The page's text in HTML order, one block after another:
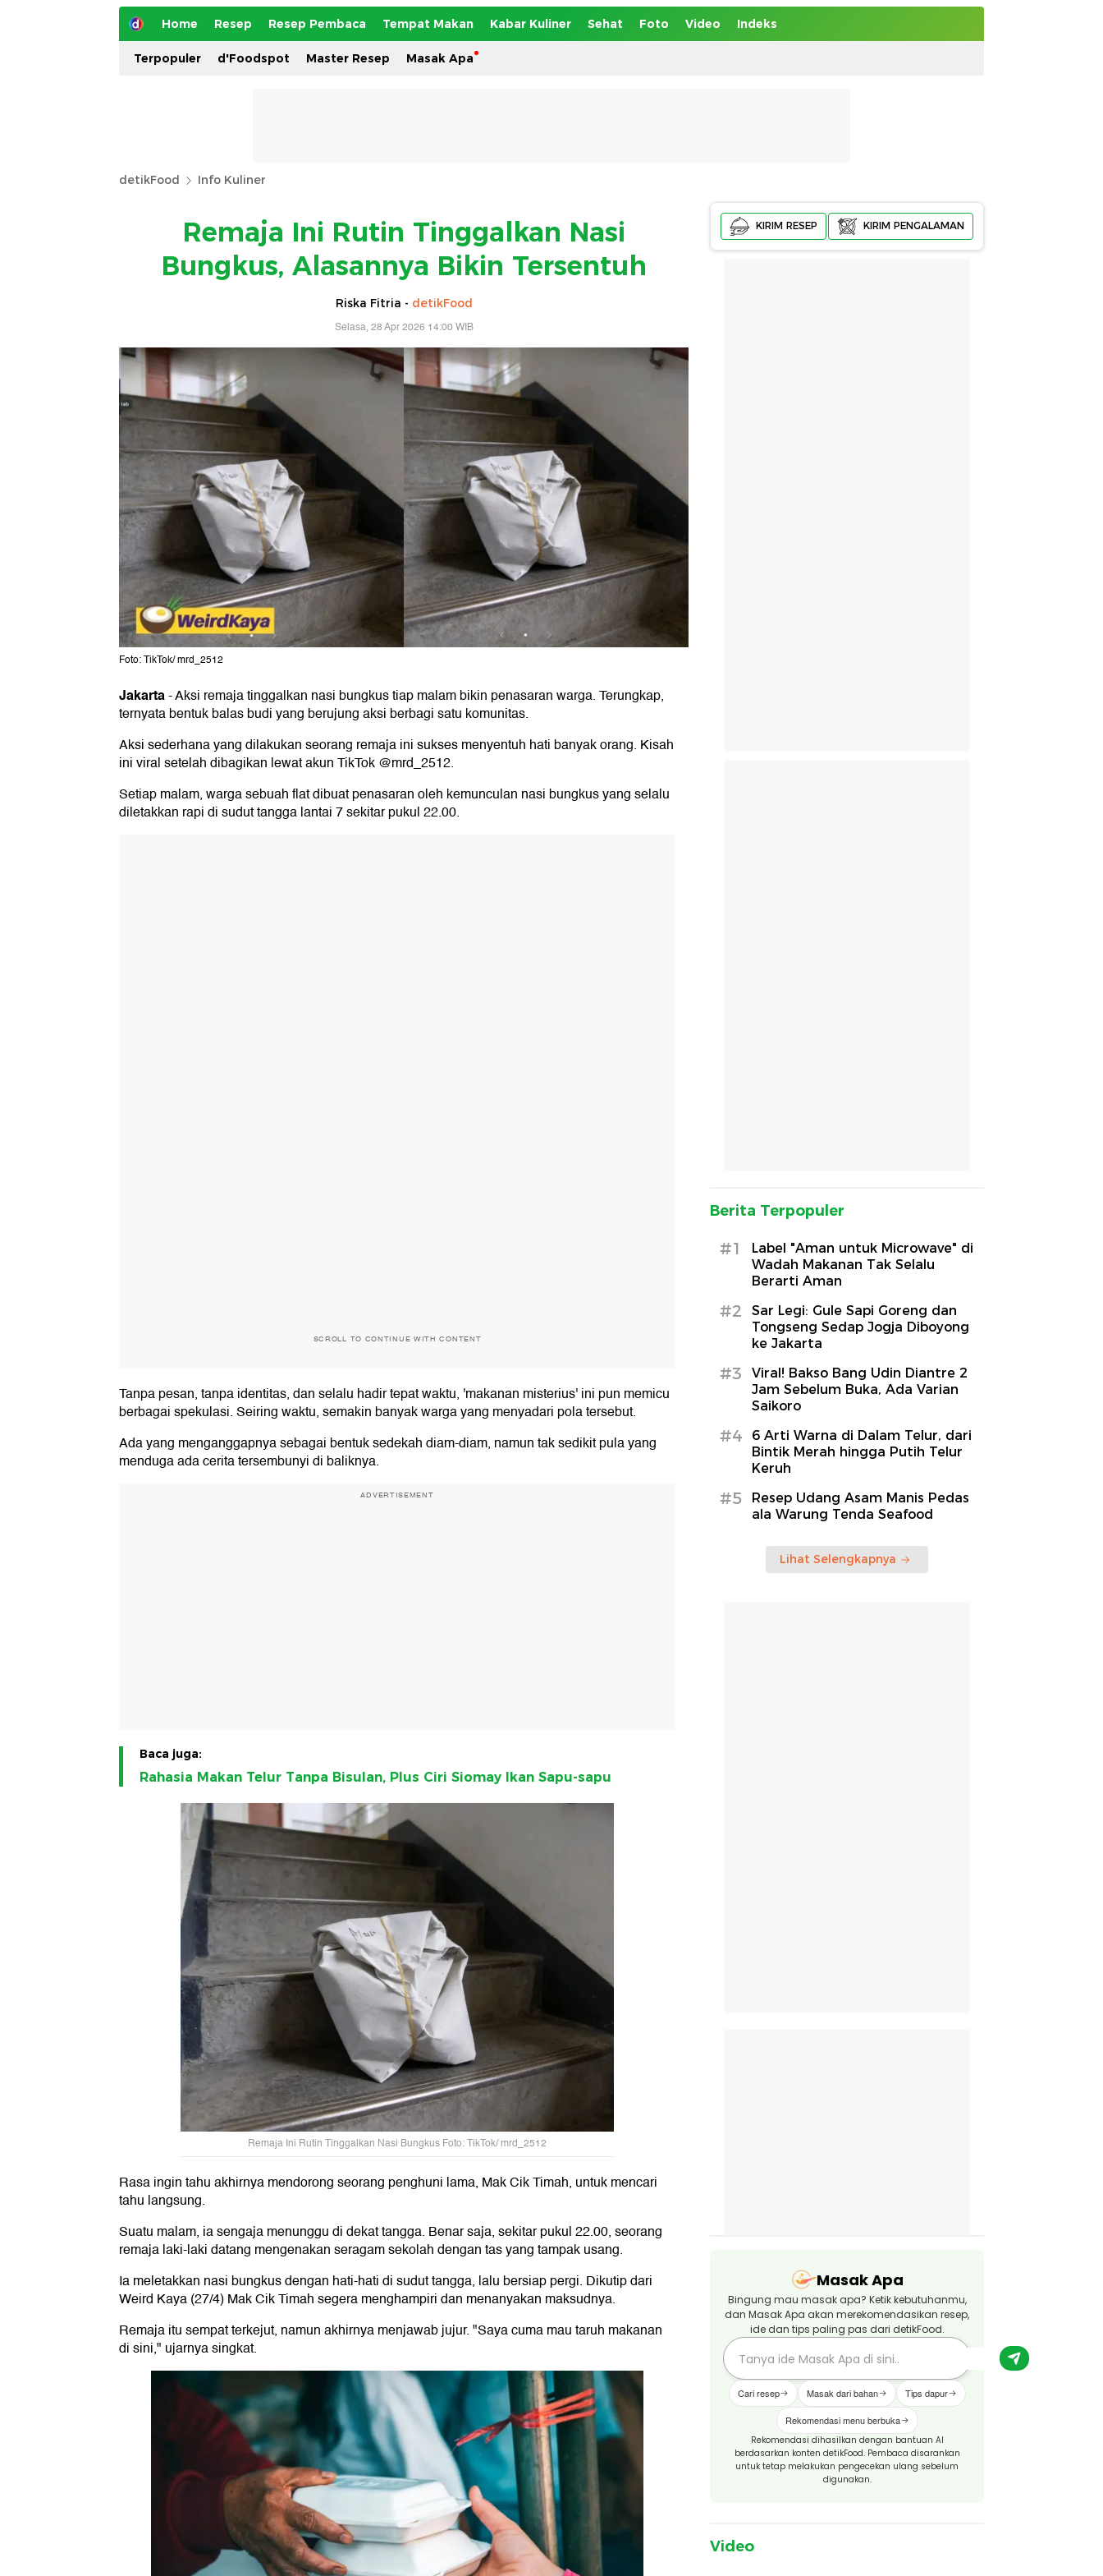
Home Resep Resep Pembaca Tempat Makan Kabar Kuliner Sehat Foto Video Indeks
Terpopuler d'Foodspot Master Resep Masak Apa
detikFood Info Kuliner
Remaja Ini Rutin Tinggalkan Nasi
Bungkus, Alasannya Bikin Tersentuh
Riska Fitria - detikFood
Selasa, 28 Apr 2026 14:00 WIB
Foto: TikTok/ mrd_2512
Jakarta-Aksi remaja tinggalkan nasi bungkus tiap malam bikin penasaran warga. Terungkap,
ternyata bentuk balas budi yang berujung aksi berbagi satu komunitas.
Aksi sederhana yang dilakukan seorang remaja ini sukses menyentuh hati banyak orang. Kisah
ini viral setelah dibagikan lewat akun TikTok @mrd_2512.
Setiap malam, warga sebuah flat dibuat penasaran oleh kemunculan nasi bungkus yang selalu
diletakkan rapi di sudut tangga lantai 7 sekitar pukul 22.00.
SCROLL TO CONTINUE WITH CONTENT
Tanpa pesan, tanpa identitas, dan selalu hadir tepat waktu, 'makanan misterius' ini pun memicu
berbagai spekulasi. Seiring waktu, semakin banyak warga yang menyadari pola tersebut.
Ada yang menganggapnya sebagai bentuk sedekah diam-diam, namun tak sedikit pula yang
menduga ada cerita tersembunyi di baliknya.
ADVERTISEMENT
Baca juga:
Rahasia Makan Telur Tanpa Bisulan, Plus Ciri Siomay Ikan Sapu-sapu
Remaja Ini Rutin Tinggalkan Nasi Bungkus Foto: TikTok/ mrd_2512
Rasa ingin tahu akhirnya mendorong seorang penghuni lama, Mak Cik Timah, untuk mencari
tahu langsung.
Suatu malam, ia sengaja menunggu di dekat tangga. Benar saja, sekitar pukul 22.00, seorang
remaja laki-laki datang mengenakan seragam sekolah dengan tas yang tampak usang.
Ia meletakkan nasi bungkus dengan hati-hati di sudut tangga, lalu bersiap pergi. Dikutip dari
Weird Kaya (27/4) Mak Cik Timah segera menghampiri dan menanyakan maksudnya.
Remaja itu sempat terkejut, namun akhirnya menjawab jujur. "Saya cuma mau taruh makanan
di sini," ujarnya singkat.
KIRIM RESEP KIRIM PENGALAMAN
Berita Terpopuler
#1
Label "Aman untuk Microwave" di
Wadah Makanan Tak Selalu
Berarti Aman
#2
Sar Legi: Gule Sapi Goreng dan
Tongseng Sedap Jogja Diboyong
ke Jakarta
#3
Viral! Bakso Bang Udin Diantre 2
Jam Sebelum Buka, Ada Varian
Saikoro
#4
6 Arti Warna di Dalam Telur, dari
Bintik Merah hingga Putih Telur
Keruh
#5
Resep Udang Asam Manis Pedas
ala Warung Tenda Seafood
Lihat Selengkapnya
Masak Apa
Bingung mau masak apa? Ketik kebutuhanmu,
dan Masak Apa akan merekomendasikan resep,
ide dan tips paling pas dari detikFood.
Cari resep Masak dari bahan Tips dapur
Rekomendasi menu berbuka
Rekomendasi dihasilkan dengan bantuan AI
berdasarkan konten detikFood. Pembaca disarankan
untuk tetap melakukan pengecekan ulang sebelum
digunakan.
Video